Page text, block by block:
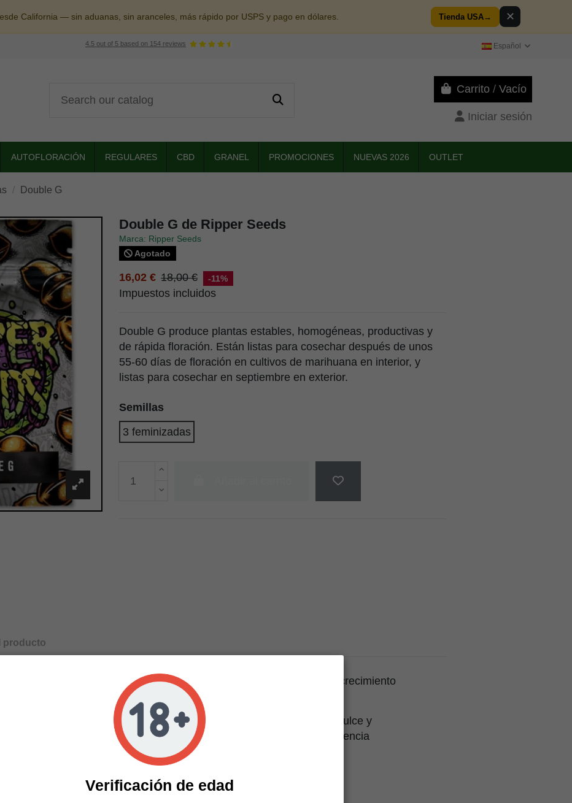
California — sin aduanas, sin aranceles, más rápido por USPS y pago en dólares. Tienda USA→ ✕
4.5 out of 5 based on 154 reviews Español
Carrito / Vacío
Iniciar sesión
AUTOFLORACIÓN REGULARES CBD GRANEL PROMOCIONES NUEVAS 2026 OUTLET
Double G
Double G de Ripper Seeds
Marca: Ripper Seeds
Agotado
16,02 € 18,00 € -11%
Impuestos incluidos
Double G produce plantas estables, homogéneas, productivas y
de rápida floración. Están listas para cosechar después de unos
55-60 días de floración en cultivos de marihuana en interior, y
listas para cosechar en septiembre en exterior.
Semillas
3 feminizadas
producto
para optimizar la producción, proporcionar un buen periodo de crecimiento
pasar a la fase de floración.
cosecha que emana un aroma floral y especiado sobre un fondo dulce y
sabores acompañados de un efecto típicamente Indica con poca influencia
fuerte relajación física.
Verificación de edad